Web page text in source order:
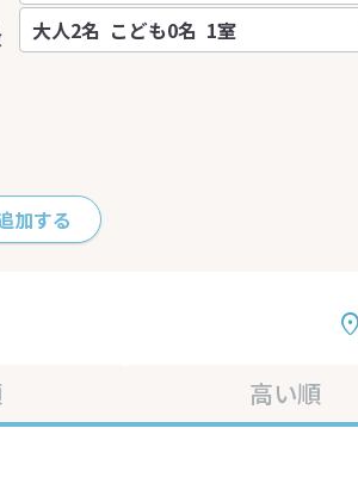
加する
高い順